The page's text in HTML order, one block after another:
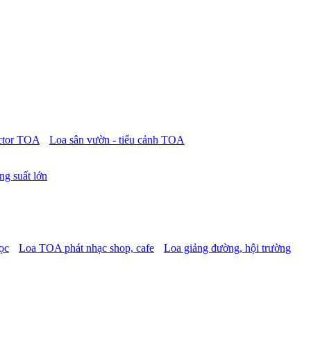
TOA
Loa sân vườn - tiểu cảnh TOA
suất lớn
Loa TOA phát nhạc shop, cafe
Loa giảng đường, hội trường